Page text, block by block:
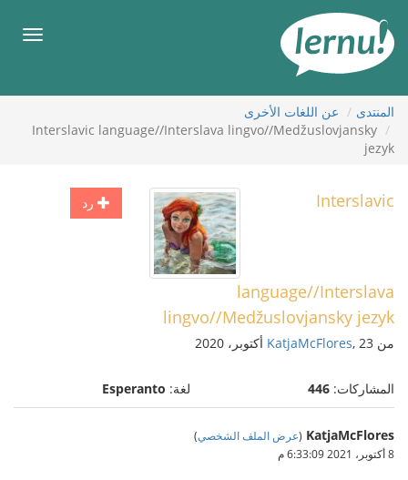
المحتويات
قائمة
المنتدى
عن اللغات الأخرى
Interslavic language//Interslava lingvo//Medžuslovjansky
jezyk
رد Interslavic
language//Interslava
lingvo//Medžuslovjansky jezyk
من KatjaMcFlores, 23 أكتوبر، 2020
المشاركات: 446 لغة: Esperanto
KatjaMcFlores
(عرض الملف الشخصي)
8 أكتوبر، 2021 6:33:09 م